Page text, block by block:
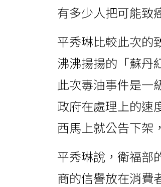
有多少人把可能致
平秀琳比較此次的
沸沸揚揚的「蘇丹
此次毒油事件是一
政府在處理上的速
西馬上就公告下架
平秀琳說，衛福部
商的信譽放在消費